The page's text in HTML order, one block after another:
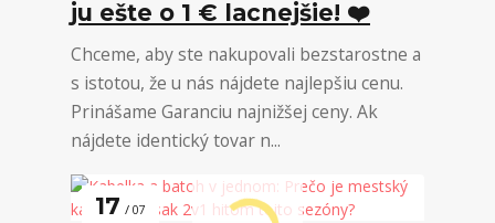
ju ešte o 1 € lacnejšie! ❤️
Chceme, aby ste nakupovali bezstarostne a
s istotou, že u nás nájdete najlepšiu cenu.
Prinášame Garanciu najnižšej ceny. Ak
nájdete identický tovar n...
17 07